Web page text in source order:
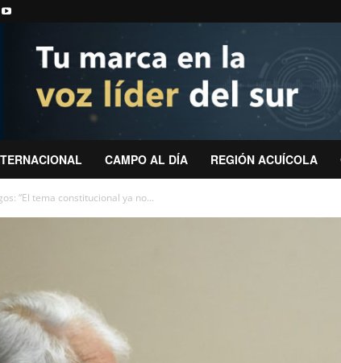
CAMPO AL DÍA REGIÓN ACUÍCOLA
“El tema constitucional ya no...